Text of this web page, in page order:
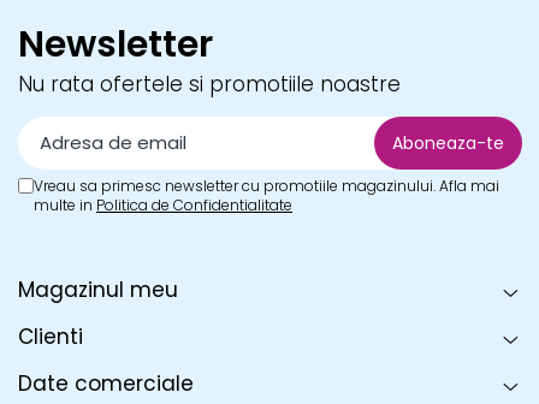
Newsletter
Nu rata ofertele si promotiile noastre
Vreau sa primesc newsletter cu promotiile magazinului. Afla mai
multe in Politica de Confidentialitate
Magazinul meu
Clienti
Date comerciale